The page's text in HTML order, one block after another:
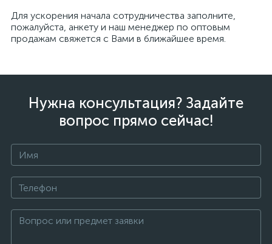
Для ускорения начала сотрудничества заполните,
пожалуйста, анкету и наш менеджер по оптовым
продажам свяжется с Вами в ближайшее время.
Нужна консультация? Задайте
вопрос прямо сейчас!